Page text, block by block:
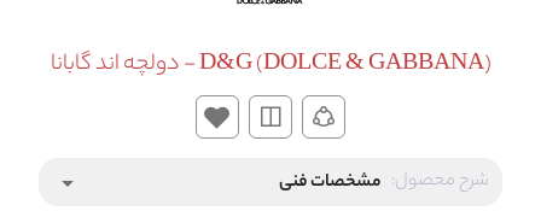
D&G (DOLCE & GABBANA) - دولچه اند گابانا
شرح محصول: مشخصات فنی arrow_drop_down